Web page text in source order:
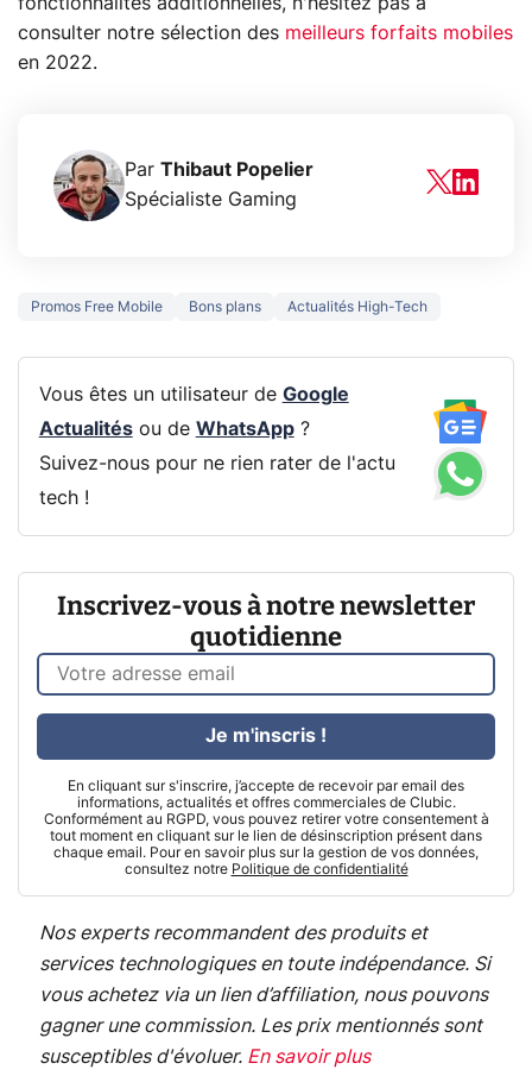
consulter notre sélection des meilleurs forfaits mobiles
en 2022.
Par Thibaut Popelier
Spécialiste Gaming
Promos Free Mobile Bons plans Actualités High-Tech
Vous êtes un utilisateur de Google
Actualitésou de WhatsApp?
Suivez-nous pour ne rien rater de l'actu
tech !
Inscrivez-vous à notre newsletter
quotidienne
En cliquant sur s'inscrire, j’accepte de recevoir par email des
informations, actualités et offres commerciales de Clubic.
Conformément au RGPD, vous pouvez retirer votre consentement à
tout moment en cliquant sur le lien de désinscription présent dans
chaque email. Pour en savoir plus sur la gestion de vos données,
consultez notre Politique de confidentialité
Je m'inscris !
Nos experts recommandent des produits et
services technologiques en toute indépendance. Si
vous achetez via un lien d’affiliation, nous pouvons
gagner une commission. Les prix mentionnés sont
susceptibles d'évoluer. En savoir plus